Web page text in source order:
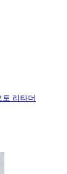
리타더